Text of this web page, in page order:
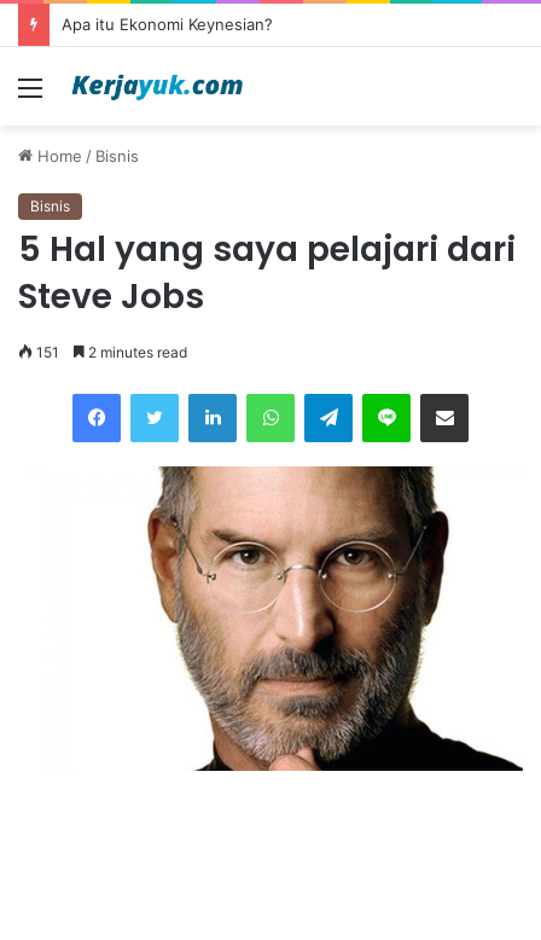
Apa itu Ekonomi Keynesian?
Menu
Home / Bisnis
Bisnis
5 Hal yang saya pelajari dari
Steve Jobs
151 2 minutes read
Telegram